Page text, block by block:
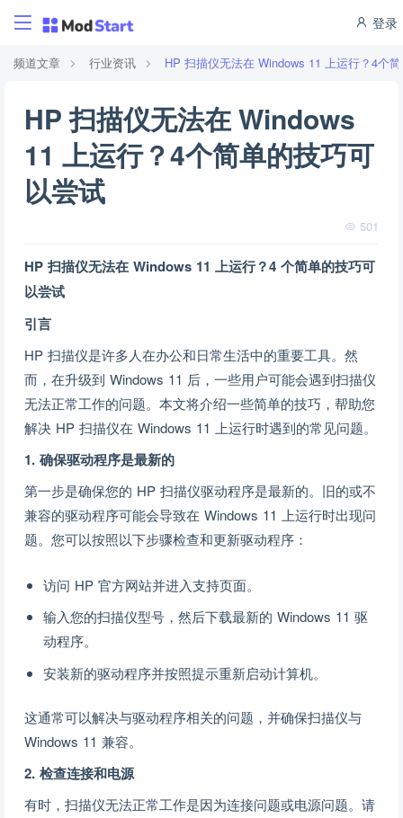
登录
频道文章 行业资讯 HP 扫描仪无法在 Windows 11 上运行？4个
HP 扫描仪无法在 Windows
11 上运行？4个简单的技巧可
以尝试
501
HP 扫描仪无法在 Windows 11 上运行？4 个简单的技巧可
以尝试
引言
HP 扫描仪是许多人在办公和日常生活中的重要工具。然
而，在升级到 Windows 11 后，一些用户可能会遇到扫描仪
无法正常工作的问题。本文将介绍一些简单的技巧，帮助您
解决 HP 扫描仪在 Windows 11 上运行时遇到的常见问题。
1. 确保驱动程序是最新的
第一步是确保您的 HP 扫描仪驱动程序是最新的。旧的或不
兼容的驱动程序可能会导致在 Windows 11 上运行时出现问
题。您可以按照以下步骤检查和更新驱动程序：
访问 HP 官方网站并进入支持页面。
输入您的扫描仪型号，然后下载最新的 Windows 11 驱
动程序。
安装新的驱动程序并按照提示重新启动计算机。
这通常可以解决与驱动程序相关的问题，并确保扫描仪与
Windows 11 兼容。
2. 检查连接和电源
有时，扫描仪无法正常工作是因为连接问题或电源问题。请